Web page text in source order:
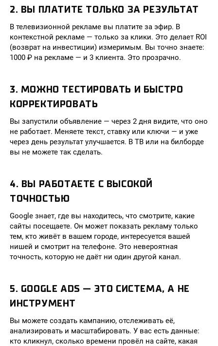
2. ВЫ ПЛАТИТЕ ТОЛЬКО ЗА РЕЗУЛЬТАТ
В телевизионной рекламе вы платите за эфир. В
контекстной рекламе — только за клики. Это делает ROI
(возврат на инвестиции) измеримым. Вы точно знаете:
1000 ₽ на рекламе — и 3 клиента. Это прозрачно.
3. МОЖНО ТЕСТИРОВАТЬ И БЫСТРО
КОРРЕКТИРОВАТЬ
Вы запустили объявление — через 2 дня видите, что оно
не работает. Меняете текст, ставку или ключи — и уже
через день результат улучшается. В ТВ или на билборде
вы не можете так сделать.
4. ВЫ РАБОТАЕТЕ С ВЫСОКОЙ
ТОЧНОСТЬЮ
Google знает, где вы находитесь, что смотрите, какие
сайты посещаете. Он может показать рекламу только
тем, кто живёт в вашем городе, интересуется вашей
нишей и смотрит на телефоне. Это невероятная
точность, которую не даёт ни один другой канал.
5. GOOGLE ADS — ЭТО СИСТЕМА, А НЕ
ИНСТРУМЕНТ
Вы можете создать кампанию, отслеживать её,
анализировать и масштабировать. У вас есть данные:
кто кликнул, сколько времени провёл на сайте, какая